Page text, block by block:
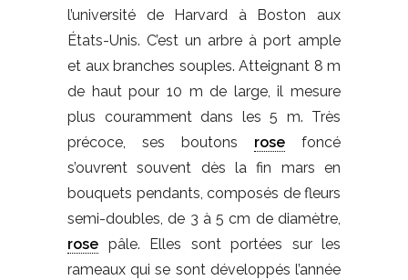
l’université de Harvard à Boston aux
États-Unis. C’est un arbre à port ample
et aux branches souples. Atteignant 8 m
de haut pour 10 m de large, il mesure
plus couramment dans les 5 m. Très
précoce, ses boutons rose foncé
s’ouvrent souvent dès la fin mars en
bouquets pendants, composés de fleurs
semi-doubles, de 3 à 5 cm de diamètre,
rose pâle. Elles sont portées sur les
rameaux qui se sont développés l’année